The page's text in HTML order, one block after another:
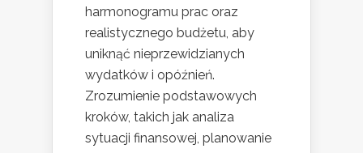
harmonogramu prac oraz
realistycznego budżetu, aby
uniknąć nieprzewidzianych
wydatków i opóźnień.
Zrozumienie podstawowych
kroków, takich jak analiza
sytuacji finansowej, planowanie